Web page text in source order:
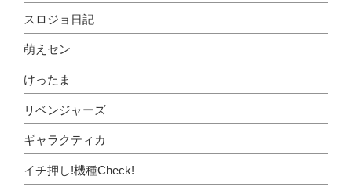
スロジョ日記
萌えセン
けったま
リベンジャーズ
ギャラクティカ
イチ押し!機種Check!